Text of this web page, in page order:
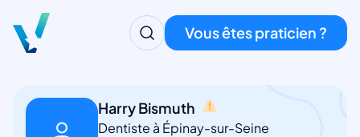
Vous êtes praticien ?
Harry Bismuth
Dentiste à Épinay-sur-Seine